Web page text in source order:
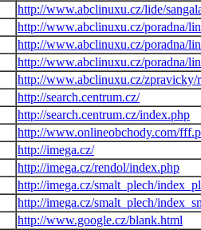
http://www.abclinuxu.cz/lide/
http://www.abclinuxu.cz/poradna/
http://www.abclinuxu.cz/poradna/
http://www.abclinuxu.cz/poradna/
http://www.abclinuxu.cz/zpravicky/
http://search.centrum.cz/
http://search.centrum.cz/index.php
http://www.onlineobchody.com/
http://imega.cz/
http://imega.cz/rendol/index.php
http://imega.cz/smalt_plech/
http://imega.cz/smalt_plech/
http://www.google.cz/blank.html